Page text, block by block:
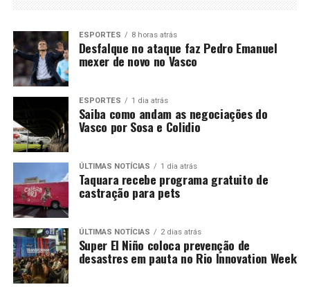
ESPORTES 8 horas atrás
Desfalque no ataque faz Pedro Emanuel
mexer de novo no Vasco
ESPORTES 1 dia atrás
Saiba como andam as negociações do
Vasco por Sosa e Colidio
ÚLTIMAS NOTÍCIAS 1 dia atrás
Taquara recebe programa gratuito de
castração para pets
ÚLTIMAS NOTÍCIAS 2 dias atrás
Super El Niño coloca prevenção de
desastres em pauta no Rio Innovation Week